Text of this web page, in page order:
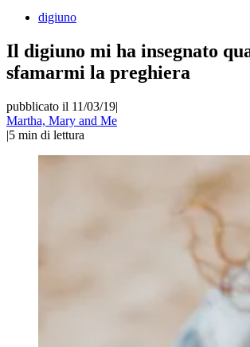
digiuno
Il digiuno mi ha insegnato
sfamarmi la preghiera
pubblicato il 11/03/19|
Martha, Mary and Me
|5 min di lettura